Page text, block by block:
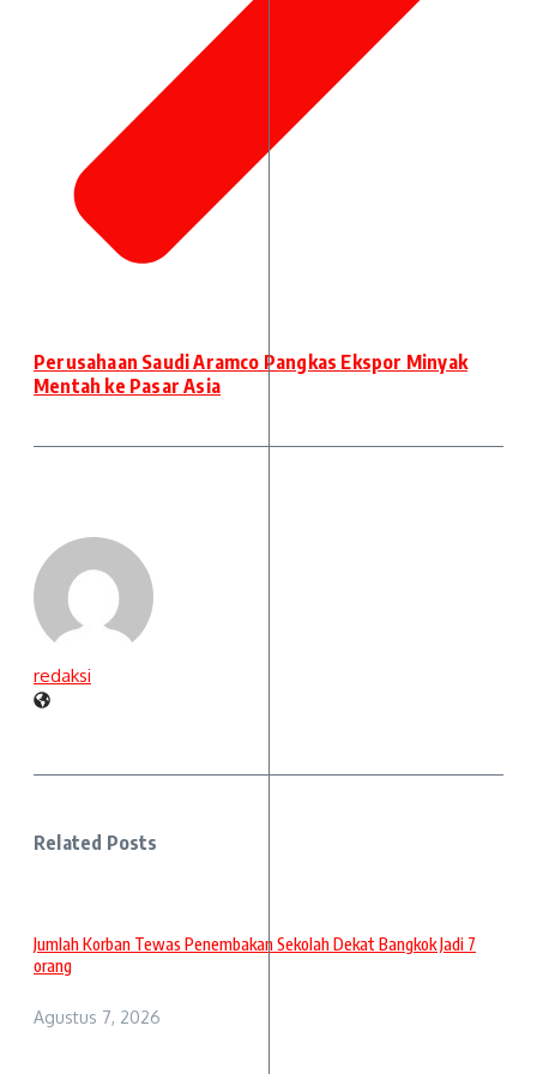
Perusahaan Saudi Aramco Pangkas Ekspor Minyak
Mentah ke Pasar Asia
redaksi
Related Posts
Jumlah Korban Tewas Penembakan Sekolah Dekat Bangkok Jadi 7
orang
Agustus 7, 2026